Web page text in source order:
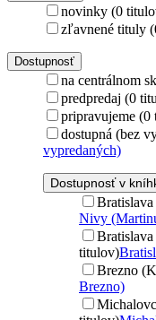
novinky (0
zľavnené tituly
Dostupnosť
na centrálnom
predpredaj (0
pripravujeme (0
dostupná (bez
vypredaných)
Dostupnosť v
Nivy
titulov)
Brezno
Brezno)